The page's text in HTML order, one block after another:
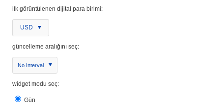
ilk görüntülenen dijital para birimi:
USD
güncelleme aralığını seç:
No Interval
widget modu seç:
Gün